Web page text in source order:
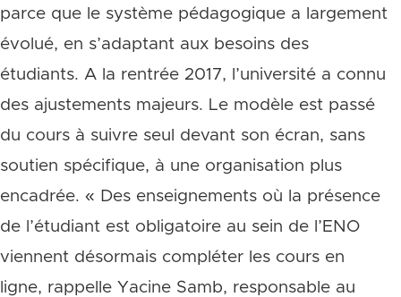
parce que le système pédagogique a largement
évolué, en s’adaptant aux besoins des
étudiants. A la rentrée 2017, l’université a connu
des ajustements majeurs. Le modèle est passé
du cours à suivre seul devant son écran, sans
soutien spécifique, à une organisation plus
encadrée. « Des enseignements où la présence
de l’étudiant est obligatoire au sein de l’ENO
viennent désormais compléter les cours en
ligne, rappelle Yacine Samb, responsable au